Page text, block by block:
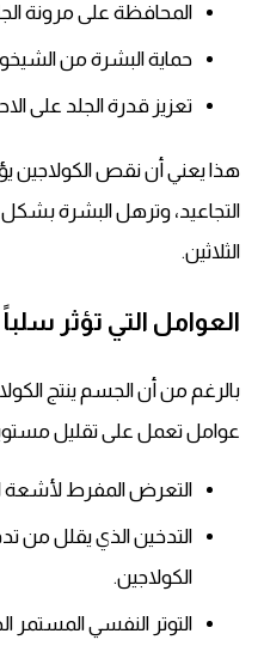
المحافظة على مرونة
حماية البشرة من
تعزيز قدرة الجلد على
هذا يعني أن نقص الكولاجين
التجاعيد، وترهل البشرة
الثلاثين.
العوامل التي تؤثر
بالرغم من أن الجسم ينتج
عوامل تعمل على تقليل
التعرض المفرط
التدخين الذي يقلل من
الكولاجين.
التوتر النفسي